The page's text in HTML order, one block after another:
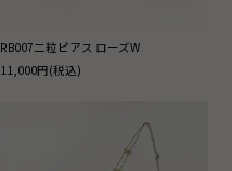
RB007二粒ピアス ローズW
11,000円(税込)